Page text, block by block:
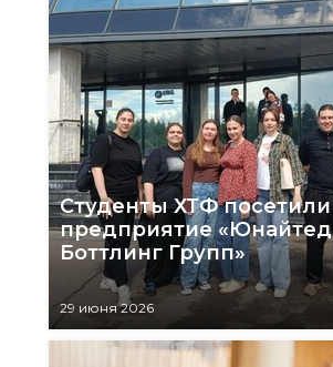
Студенты ХТФ посетили
предприятие «Юнайтед
Боттлинг Групп»
29 июня 2026